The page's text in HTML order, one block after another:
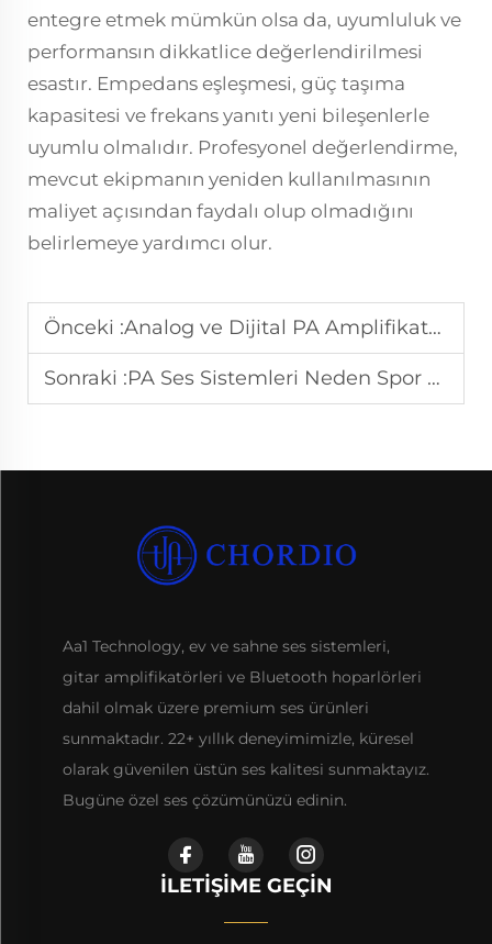
entegre etmek mümkün olsa da, uyumluluk ve
performansın dikkatlice değerlendirilmesi
esastır. Empedans eşleşmesi, güç taşıma
kapasitesi ve frekans yanıtı yeni bileşenlerle
uyumlu olmalıdır. Profesyonel değerlendirme,
mevcut ekipmanın yeniden kullanılmasının
maliyet açısından faydalı olup olmadığını
belirlemeye yardımcı olur.
Önceki :Analog ve Dijital PA Amplifikatörleri Arasındaki Fark Nedir?
Sonraki :PA Ses Sistemleri Neden Spor Arenaları ve Stadyum Duyuruları için Önemlidir
Aa1 Technology, ev ve sahne ses sistemleri,
gitar amplifikatörleri ve Bluetooth hoparlörleri
dahil olmak üzere premium ses ürünleri
sunmaktadır. 22+ yıllık deneyimimizle, küresel
olarak güvenilen üstün ses kalitesi sunmaktayız.
Bugüne özel ses çözümünüzü edinin.
İLETIŞIME GEÇIN